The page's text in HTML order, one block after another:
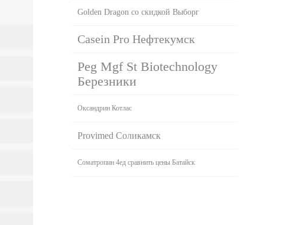
Golden Dragon со скидкой Выборг
Casein Pro Нефтекумск
Peg Mgf St Biotechnology
Березники
Оксандрин Котлас
Provimed Соликамск
Cоматропин 4ед сравнить цены Батайск